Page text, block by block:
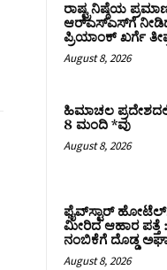
ರಾಷ್ಟ್ರನಿಷ್ಠೆಯ
ಆರ್‌ಎಸ್‌ಎಸ್‌ಗೆ
ಪ್ರಿಯಾಂಕ್ ಖರ್ಗೆ
August 8, 2026
ಹಿಮಾಚಲ
8 ಮಂದಿ *ವು
August 8, 2026
ಫೈವ್‌ಸ್ಟಾರ್
ಮೀರಿದ ಆಹಾರ ಪತ್ತೆ
ನಂಬಿಕೆಗೆ ದೊಡ್ಡ
August 8, 2026